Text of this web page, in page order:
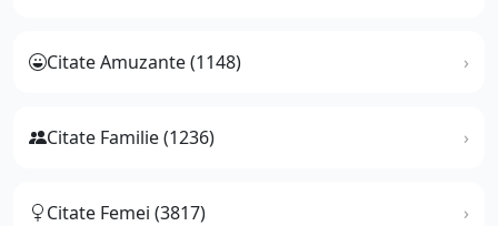
Citate Amuzante (1148)
Citate Familie (1236)
Citate Femei (3817)